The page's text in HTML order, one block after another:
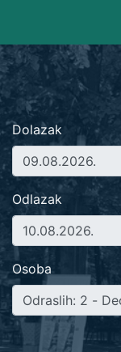
Dolazak
Odlazak
Osoba